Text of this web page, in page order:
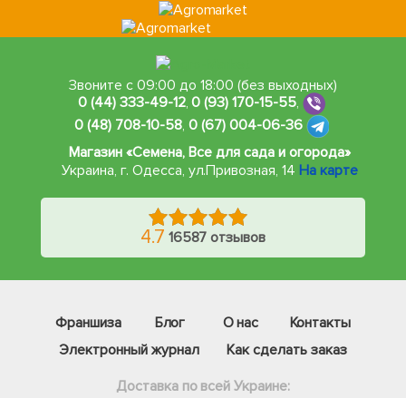
Звоните с 09:00 до 18:00 (без выходных)
0 (44) 333-49-12,0 (93) 170-15-55,
0 (48) 708-10-58, 0 (67) 004-06-36
Магазин «Семена, Все для сада и огорода»
Украина, г. Одесса, ул.Привозная, 14 На карте
4.7 16587 отзывов
Франшиза Блог О нас
Контакты
Электронный журнал
Как сделать заказ
Доставка по всей Украине: